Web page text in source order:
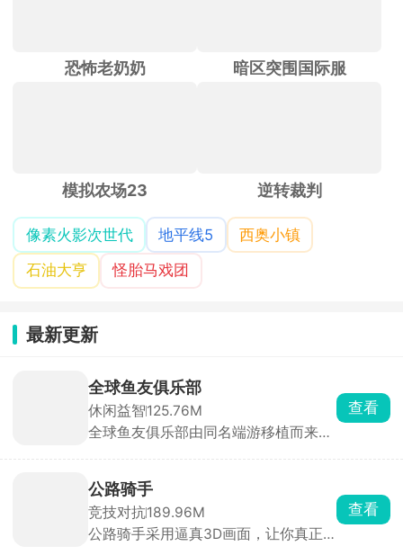
恐怖老奶奶 暗区突围国际服
模拟农场23 逆转裁判
像素火影次世代 地平线5
西奥小镇
石油大亨
怪胎马戏团
最新更新
全球鱼友俱乐部
休闲益智125.76M
全球鱼友俱乐部由同名端游移植而来，
考，你只需要钓起各种各样的小鱼，解
锁图鉴，还能让同种鱼群繁殖后代。超
多鱼缸主题任你挑选，搭配丰富装饰物
打造专属水族箱，画面精致、氛围温馨
查看
公路骑手
竞技对抗189.96M
公路骑手采用逼真3D画面，让你真正
查看